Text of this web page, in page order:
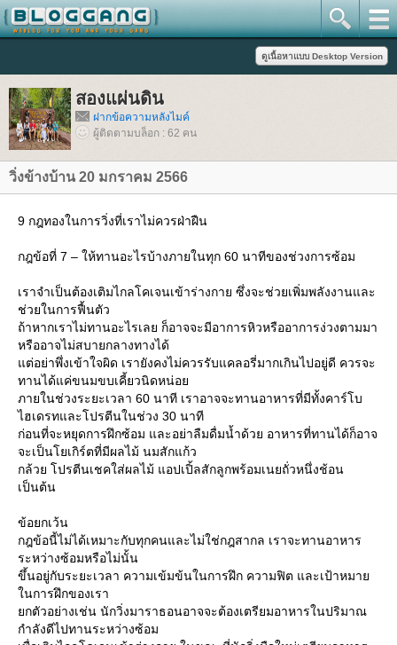
สองแผ่นดิน
ฝากข้อความหลังไมค์
ผู้ติดตามบล็อก : 62 คน
วิ่งข้างบ้าน 20 มกราคม 2566
9 กฎทองในการวิ่งที่เราไม่ควรฝ่าฝืน
กฎข้อที่ 7 – ให้ทานอะไรบ้างภายในทุก 60 นาทีของช่วงการซ้อม
เราจำเป็นต้องเติมไกลโคเจนเข้าร่างกาย ซึ่งจะช่วยเพิ่มพลังงานและ
ช่วยในการฟื้นตัว
ถ้าหากเราไม่ทานอะไรเลย ก็อาจจะมีอาการหิวหรืออาการง่วงตามมา
หรืออาจไม่สบายกลางทางได้
ต่อย่าพึ่งเข้าใจผิด เรายังคงไม่ควรรับแคลอรี่มากเกินไปอยู่ดี ควรจะ
ทานได้แค่ขนมขบเคี้ยวนิดหน่อ
ภายในช่วงระยะเวลา 60 นาที เราอาจจะทานอาหารที่มีทั้งคาร์โบ
ไฮเดรทและโปรตีนในช่วง 30 นาที
ก่อนที่จะหยุดการฝึกซ้อม และอย่าลืมดื่มน้ำด้วย อาหารที่ทานได้ก็อาจ
จะเป็นโยเกิร์ตที่มีผลไม้ นมสักแก้ว
กล้วย โปรตีนเชคใส่ผลไม้ แอปเปิ้ลสักลูกพร้อมเนยถั่วหนึ่งช้อน
เป็นต้น
ข้อยกเว้น
กฎข้อนี้ไม่ได้เหมาะกับทุกคนและไม่ใช่กฎสากล เราจะทานอาหาร
ระหว่างซ้อมหรือไม่นั้น
ขึ้นอยู่กับระยะเวลา ความเข้มข้นในการฝึก ความฟิต และเป้าหมา
นการฝึกของเรา
กตัวอย่างเช่น นักวิ่งมาราธอนอาจจะต้องเตรียมอาหารในปริมาณ
กำลังดีไปทานระหว่างซ้อม